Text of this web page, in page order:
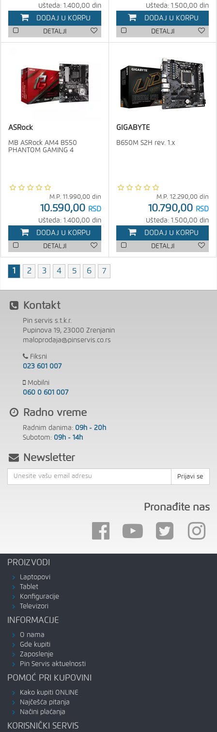
Ušteda: 1.400,00 din
DODAJ U KORPU
DETALJI
Ušteda: 1.500,00 din
DODAJ U KORPU
DETALJI
ASRock
MB ASRock AM4 B550
PHANTOM GAMING 4
M.P. 11.990,00 din
10.590,00 RSD
Ušteda: 1.400,00 din
DODAJ U KORPU
DETALJI
GIGABYTE
B650M S2H rev. 1.x
M.P. 12.290,00 din
10.790,00 RSD
Ušteda: 1.500,00 din
DODAJ U KORPU
DETALJI
1 2 3 4 5 6 7
Kontakt
Pin servis s.t.k.r.
Pupinova 19, 23000 Zrenjanin
maloprodaja@pinservis.co.rs
Fiksni
023 601 007
Mobilni
060 0 601 007
Radno vreme
Radnim danima: 09h - 20h
Subotom: 09h - 14h
Newsletter
Prijavi se
Pronađite nas
PROIZVODI
Laptopovi
Tablet
Konfiguracije
Televizori
INFORMACIJE
O nama
Gde kupiti
Zaposlenje
Pin Servis aktuelnosti
POMOĆ PRI KUPOVINI
Kako kupiti ONLINE
Najčešća pitanja
Načini plaćanja
KORISNIČKI SERVIS